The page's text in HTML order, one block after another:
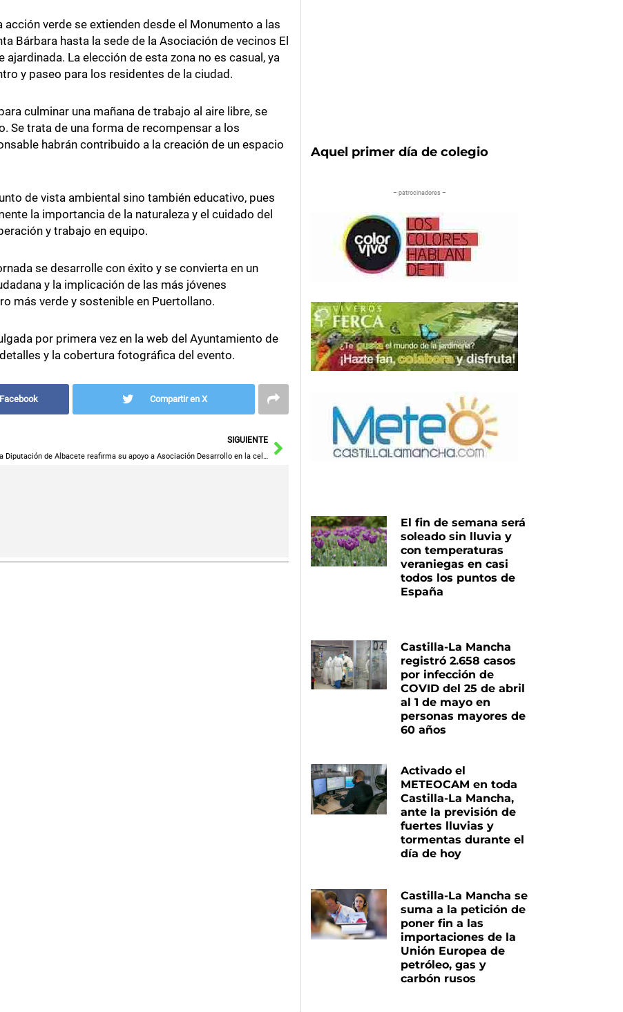
verde se extienden desde el Monumento a las
Bárbara hasta la sede de la Asociación de vecinos El
La elección de esta zona no es casual, ya
y paseo para los residentes de la ciudad.
culminar una mañana de trabajo al aire libre, se
Se trata de una forma de recompensar a los
habrán contribuido a la creación de un espacio
de vista ambiental sino también educativo, pues
la importancia de la naturaleza y el cuidado del
y trabajo en equipo.
se desarrolle con éxito y se convierta en un
y la implicación de las más jóvenes
más verde y sostenible en Puertollano.
por primera vez en la web del Ayuntamiento de
y la cobertura fotográfica del evento.
Compartir en X
SIGUIENTESiguiente
Aquel primer día de colegio
– patrocinadores –
El fin de semana será
soleado sin lluvia y
con temperaturas
veraniegas en casi
todos los puntos de
España
Castilla-La Mancha
registró 2.658 casos
por infección de
COVID del 25 de abril
al 1 de mayo en
personas mayores de
60 años
Activado el
METEOCAM en toda
Castilla-La Mancha,
ante la previsión de
fuertes lluvias y
tormentas durante el
día de hoy
Castilla-La Mancha se
suma a la petición de
poner fin a las
importaciones de la
Unión Europea de
petróleo, gas y
carbón rusos